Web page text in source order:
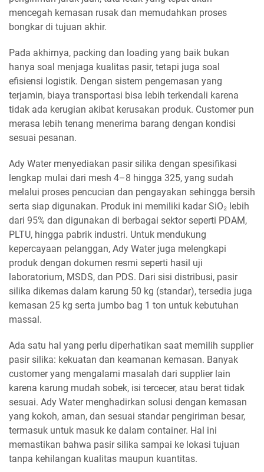
mencegah kemasan rusak dan memudahkan proses
bongkar di tujuan akhir.
Pada akhirnya, packing dan loading yang baik bukan
hanya soal menjaga kualitas pasir, tetapi juga soal
efisiensi logistik. Dengan sistem pengemasan yang
terjamin, biaya transportasi bisa lebih terkendali karena
tidak ada kerugian akibat kerusakan produk. Customer pun
merasa lebih tenang menerima barang dengan kondisi
sesuai pesanan.
Ady Water menyediakan pasir silika dengan spesifikasi
lengkap mulai dari mesh 4–8 hingga 325, yang sudah
melalui proses pencucian dan pengayakan sehingga bersih
serta siap digunakan. Produk ini memiliki kadar SiO₂ lebih
dari 95% dan digunakan di berbagai sektor seperti PDAM,
PLTU, hingga pabrik industri. Untuk mendukung
kepercayaan pelanggan, Ady Water juga melengkapi
produk dengan dokumen resmi seperti hasil uji
laboratorium, MSDS, dan PDS. Dari sisi distribusi, pasir
silika dikemas dalam karung 50 kg (standar), tersedia juga
kemasan 25 kg serta jumbo bag 1 ton untuk kebutuhan
massal.
Ada satu hal yang perlu diperhatikan saat memilih supplier
pasir silika: kekuatan dan keamanan kemasan. Banyak
customer yang mengalami masalah dari supplier lain
karena karung mudah sobek, isi tercecer, atau berat tidak
sesuai. Ady Water menghadirkan solusi dengan kemasan
yang kokoh, aman, dan sesuai standar pengiriman besar,
termasuk untuk masuk ke dalam container. Hal ini
memastikan bahwa pasir silika sampai ke lokasi tujuan
tanpa kehilangan kualitas maupun kuantitas.